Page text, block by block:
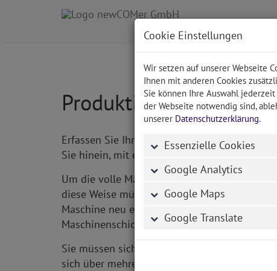
Produktionsplanung
Erfassen Sie Ihre Produktionsplanung
Sie hinein, mit einem kurzen
Um die volle Macht des Systems
diese Weise müssen simultan ablaufende
Maschine neu eingegeben werden.
Maschinenschichtplan erstellen.
Sie müssen sich dabei nicht auf
sich über mehrere Wochen erstrecken,
Cookie Einstellungen
Wir setzen auf unserer Webseite
Ihnen mit anderen Cookies
Sie können Ihre Auswahl
der Webseite notwendig sind,
unserer Datenschutzerklärung.
Essenzielle Cookies
Google Analytics
Google Maps
Google Translate